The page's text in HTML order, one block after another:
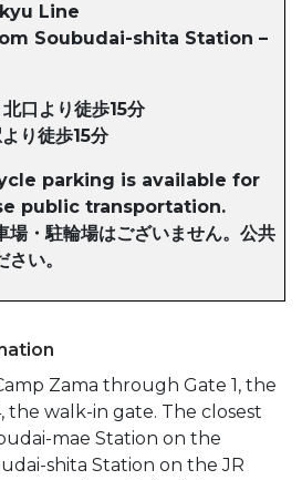
Line
Soubudai-shita Station –
口より徒歩15分
り徒歩15分
parking is available for
public transportation.
場・駐輪場はございません。公共
い。
Zama through Gate 1, the
the walk-in gate. The closest
mae Station on the
shita Station on the JR